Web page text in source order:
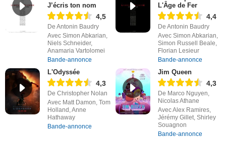
J’écris ton nom
4,5
De Antonin Baudry
Avec Simon Abkarian,
Niels Schneider,
Anamaria Vartolomei
Bande-annonce
L'Âge de Fer
4,4
De Antonin Baudry
Avec Simon Abkarian,
Simon Russell Beale,
Florian Lesieur
Bande-annonce
L'Odyssée
4,3
De Christopher Nolan
Avec Matt Damon, Tom
Holland, Anne
Hathaway
Bande-annonce
Jim Queen
4,3
De Marco Nguyen,
Nicolas Athane
Avec Alex Ramires,
Jérémy Gillet, Shirley
Souagnon
Bande-annonce